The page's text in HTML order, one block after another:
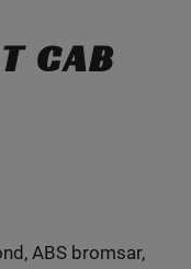
CAB
ABS bromsar,